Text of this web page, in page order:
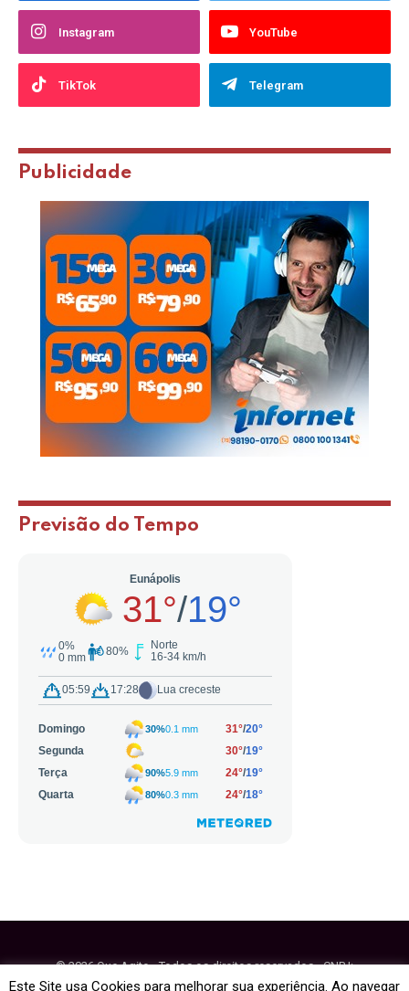
Instagram YouTube
TikTok Telegram
Publicidade
Previsão do Tempo
© 2026 Que Agito - Todos os direitos reservados - CNPJ:
64.884.270/0001-95
Este Site usa Cookies para melhorar sua experiência. Ao navegar